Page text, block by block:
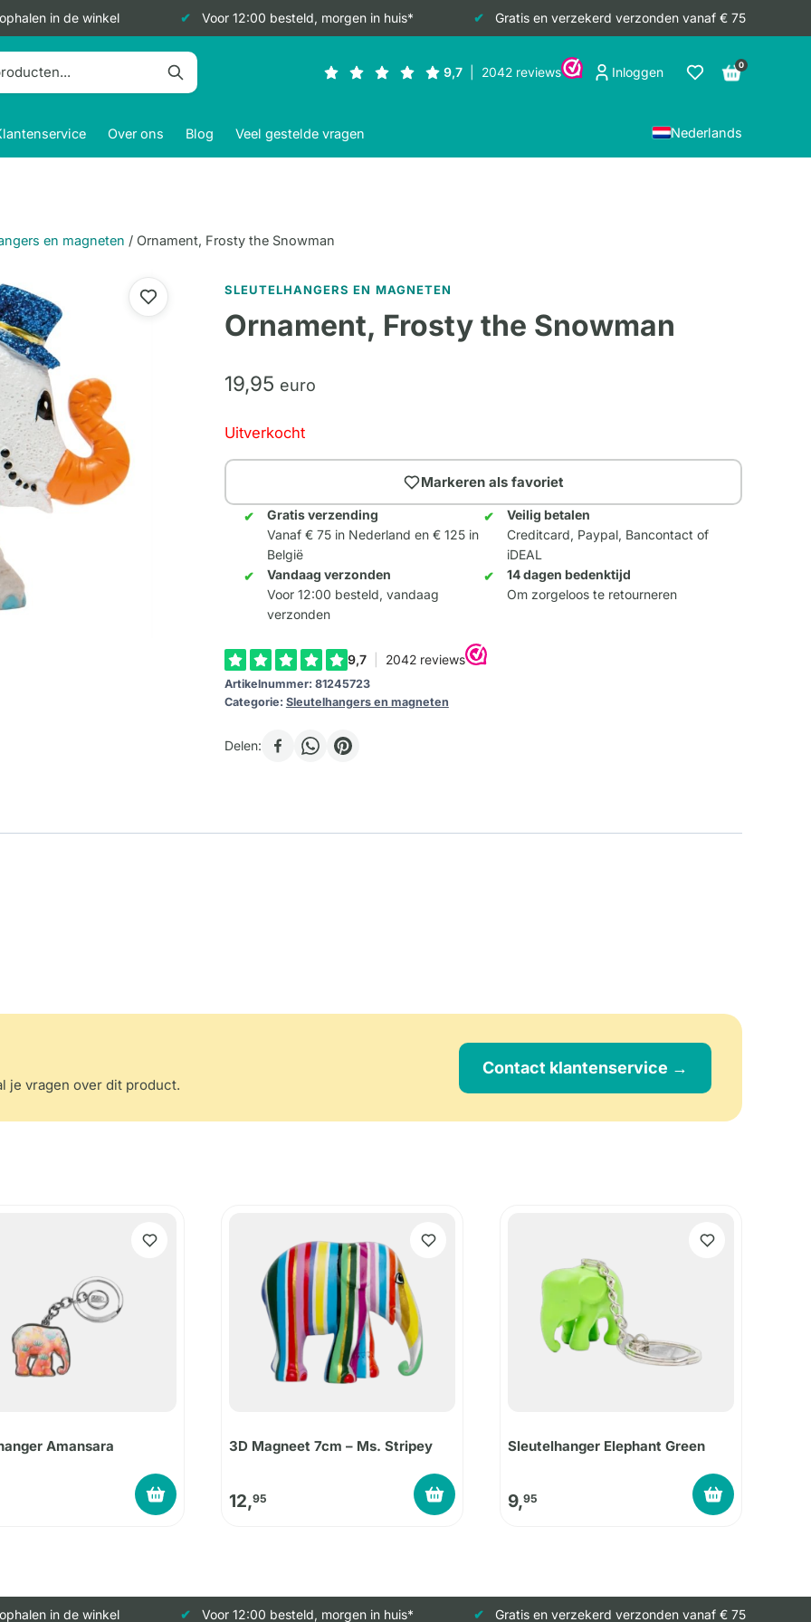
in de winkel Voor 12:00 besteld, morgen in huis* Gratis en verzekerd verzonden vanaf € 75
Inloggen 0
Over ons Blog Veel gestelde vragen Nederlands
en magneten / Ornament, Frosty the Snowman
SLEUTELHANGERS EN MAGNETEN
Ornament, Frosty the Snowman
19,95 euro
Uitverkocht
Markeren als favoriet
Gratis verzending
Vanaf € 75 in Nederland en € 125 in
België
Veilig betalen
Creditcard, Paypal, Bancontact of
iDEAL
Vandaag verzonden
Voor 12:00 besteld, vandaag
verzonden
14 dagen bedenktijd
Om zorgeloos te retourneren
Artikelnummer: 81245723
Categorie: Sleutelhangers en magneten
Delen:
je vragen over dit product.
Contact klantenservice →
Amansara 3D Magneet 7cm – Ms. Stripey
12,95
Sleutelhanger Elephant Green
9,95
in de winkel Voor 12:00 besteld, morgen in huis* Gratis en verzekerd verzonden vanaf € 75